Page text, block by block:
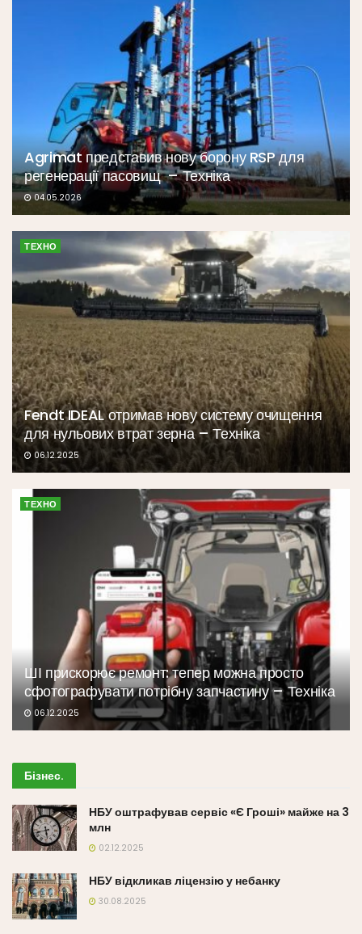
Agrimat представив нову борону RSP для
регенерації пасовищ – Техніка
04.05.2026
ТЕХНО
Fendt IDEAL отримав нову систему очищення
для нульових втрат зерна – Техніка
06.12.2025
ТЕХНО
ШІ прискорює ремонт: тепер можна просто
сфотографувати потрібну запчастину – Техніка
06.12.2025
Бізнес.
НБУ оштрафував сервіс «Є Гроші» майже на 3
млн
02.12.2025
НБУ відкликав ліцензію у небанку
30.08.2025